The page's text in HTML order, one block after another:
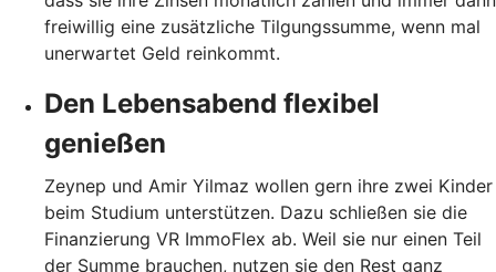
freiwillig eine zusätzliche Tilgungssumme, wenn mal
unerwartet Geld reinkommt.
Den Lebensabend flexibel
genießen
Zeynep und Amir Yilmaz wollen gern ihre zwei Kinder
beim Studium unterstützen. Dazu schließen sie die
Finanzierung VR ImmoFlex ab. Weil sie nur einen Teil
der Summe brauchen, nutzen sie den Rest ganz